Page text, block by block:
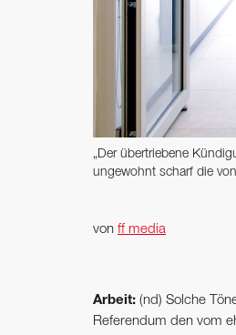
„Der übertriebene
ungewohnt scharf die
von ff media
Arbeit: (nd) Solche
Referendum den vom